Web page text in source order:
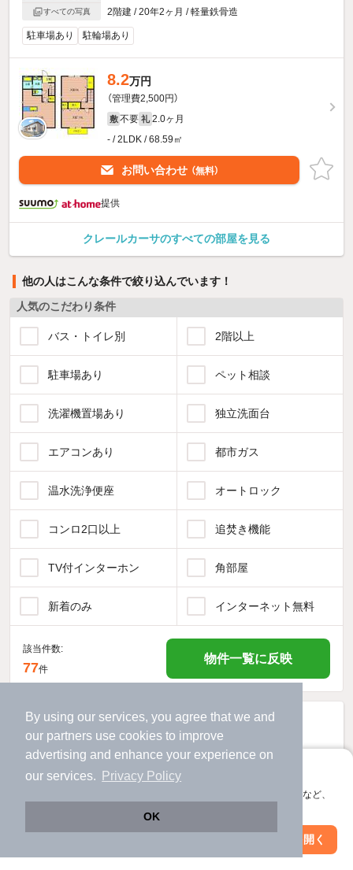
By using our services, you agree that we and
our partners use cookies to improve
advertising and enhance your experience on
our services.
Privacy Policy
OK
アプリに切り替えて、サクサクお部屋探し
会員登録なしですぐ使える。マップ検索やお気に入り保存など、
アプリを開く
すべての写真
2階建 / 20年2ヶ月 / 軽量鉄骨造
駐車場あり 駐輪場あり
8.2万円
（管理費2,500円）
敷 不要 礼 2.0ヶ月
- / 2LDK / 68.59㎡
お問い合わせ （無料）
提供
クレールカーサのすべての部屋を見る
他の人はこんな条件で絞り込んでいます！
人気のこだわり条件
バス・トイレ別 2階以上
駐車場あり ペット相談
洗濯機置場あり 独立洗面台
エアコンあり 都市ガス
温水洗浄便座 オートロック
コンロ2口以上 追焚き機能
TV付インターホン 角部屋
新着のみ インターネット無料
該当件数:
77件
物件一覧に反映
絞り込み条件を変更